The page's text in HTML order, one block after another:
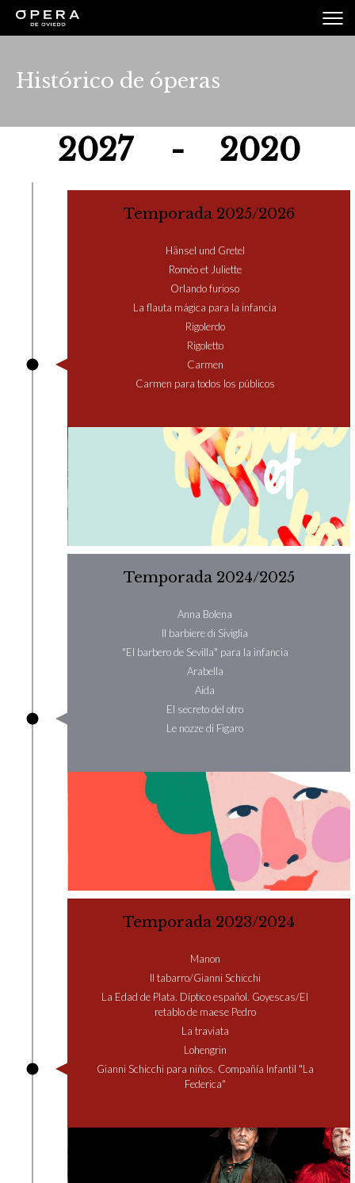
Histórico de óperas
2027 - 2020
Temporada 2025/2026
Hänsel und Gretel
Roméo et Juliette
Orlando furioso
La flauta mágica para la infancia
Rigolerdo
Rigoletto
Carmen
Carmen para todos los públicos
Temporada 2024/2025
Anna Bolena
Il barbiere di Siviglia
"El barbero de Sevilla" para la infancia
Arabella
Aida
El secreto del otro
Le nozze di Figaro
Temporada 2023/2024
Manon
Il tabarro/Gianni Schicchi
La Edad de Plata. Díptico español. Goyescas/El
retablo de maese Pedro
La traviata
Lohengrin
Gianni Schicchi para niños. Compañía Infantil "La
Federica"